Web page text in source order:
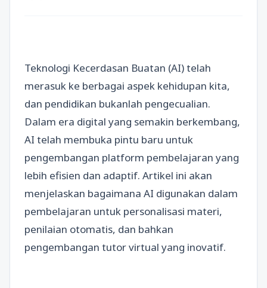
Teknologi Kecerdasan Buatan (AI) telah
merasuk ke berbagai aspek kehidupan kita,
dan pendidikan bukanlah pengecualian.
Dalam era digital yang semakin berkembang,
AI telah membuka pintu baru untuk
pengembangan platform pembelajaran yang
lebih efisien dan adaptif. Artikel ini akan
menjelaskan bagaimana AI digunakan dalam
pembelajaran untuk personalisasi materi,
penilaian otomatis, dan bahkan
pengembangan tutor virtual yang inovatif.